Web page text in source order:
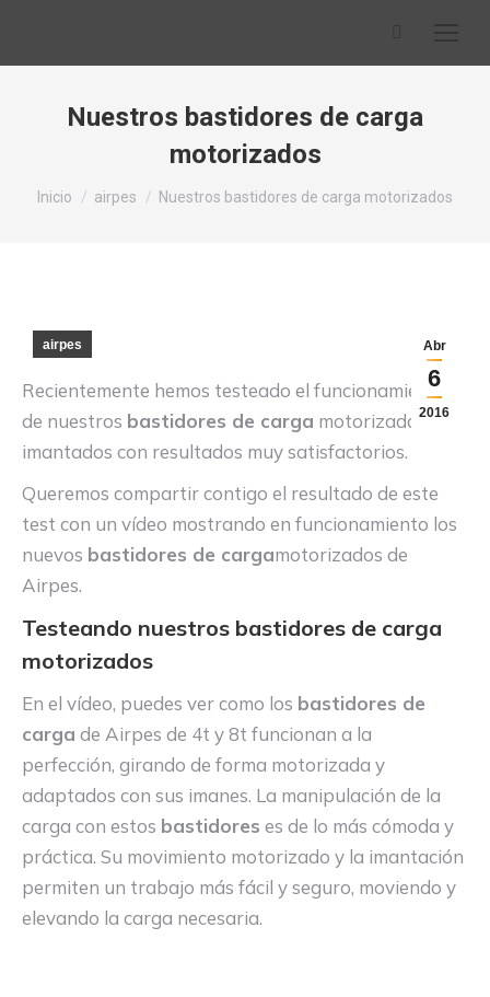
Nuestros bastidores de carga
motorizados
Estás aquí:
Inicio airpes Nuestros bastidores de carga motorizados
Abr
6
2016
airpes
Recientemente hemos testeado el funcionamiento
de nuestros bastidores de carga motorizados e
imantados con resultados muy satisfactorios.
Queremos compartir contigo el resultado de este
test con un vídeo mostrando en funcionamiento los
nuevos bastidores de cargamotorizados de
Airpes.
Testeando nuestros bastidores de carga
motorizados
En el vídeo, puedes ver como los bastidores de
carga de Airpes de 4t y 8t funcionan a la
perfección, girando de forma motorizada y
adaptados con sus imanes. La manipulación de la
carga con estos bastidores es de lo más cómoda y
práctica. Su movimiento motorizado y la imantación
permiten un trabajo más fácil y seguro, moviendo y
elevando la carga necesaria.